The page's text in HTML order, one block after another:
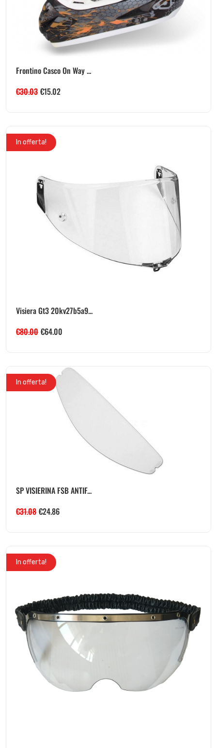
Frontino Casco On Way ...
€30.03 €15.02
In offerta!
Visiera Gt3 20kv27b5a9...
€80.00 €64.00
In offerta!
SP VISIERINA FSB ANTIF...
€31.08 €24.86
In offerta!